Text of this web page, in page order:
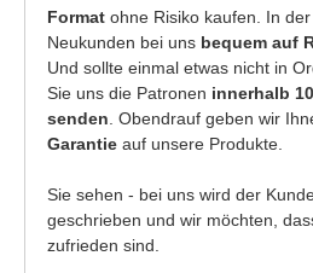
Format ohne Risiko kaufen. In
Neukunden bei uns bequem auf
Und sollte einmal etwas nicht in
Sie uns die Patronen innerhalb
senden . Obendrauf geben wir
Garantie auf unsere Produkte.
Sie sehen - bei uns wird der
geschrieben und wir möchten,
zufrieden sind.